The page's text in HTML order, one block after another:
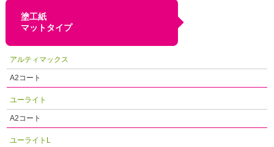
塗工紙
マットタイプ
アルティマックス
A2コート
ユーライト
A2コート
ユーライトL